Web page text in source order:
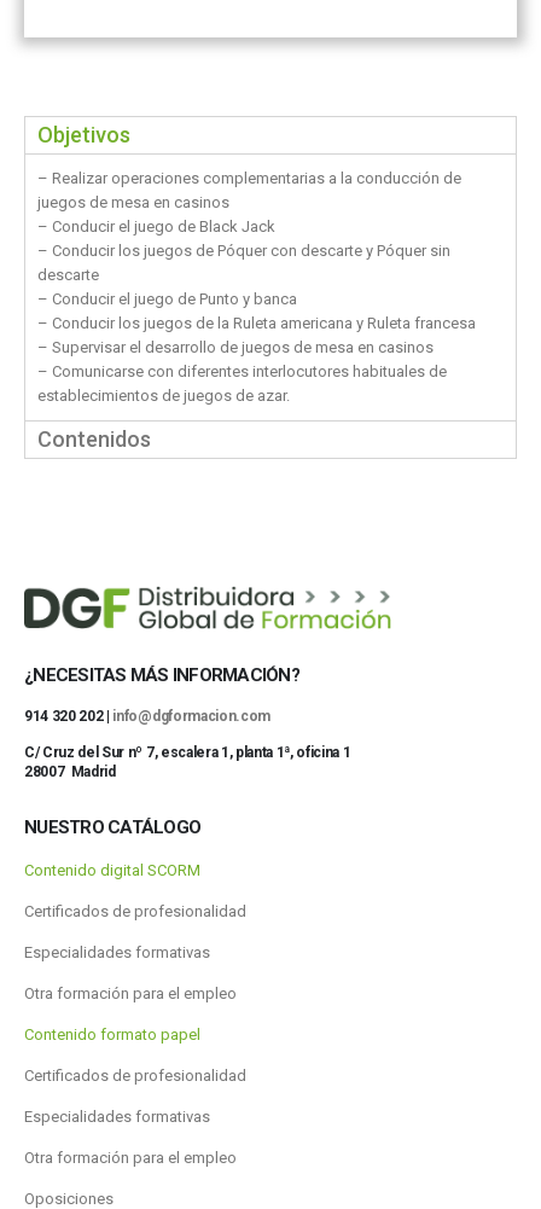
Objetivos
– Realizar operaciones complementarias a la conducción de
juegos de mesa en casinos
– Conducir el juego de Black Jack
– Conducir los juegos de Póquer con descarte y Póquer sin
descarte
– Conducir el juego de Punto y banca
– Conducir los juegos de la Ruleta americana y Ruleta francesa
– Supervisar el desarrollo de juegos de mesa en casinos
– Comunicarse con diferentes interlocutores habituales de
establecimientos de juegos de azar.
Contenidos
¿NECESITAS MÁS INFORMACIÓN?
914 320 202 | info@dgformacion.com
C/ Cruz del Sur nº 7, escalera 1, planta 1ª, oficina 1
28007 Madrid
NUESTRO CATÁLOGO
Contenido digital SCORM
Certificados de profesionalidad
Especialidades formativas
Otra formación para el empleo
Contenido formato papel
Certificados de profesionalidad
Especialidades formativas
Otra formación para el empleo
Oposiciones